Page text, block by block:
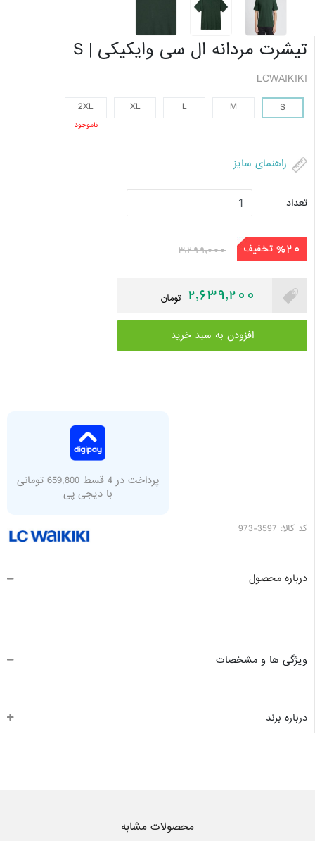
تیشرت مردانه ال سی وایکیکی | S
LCWAIKIKI
S
M
L
XL
2XL
ناموجود
راهنمای سایز
تعداد
%20 تخفیف 3,299,000
2,639,200 تومان
افزودن به سبد خرید
پرداخت در 4 قسط 659,800 تومانی
با دیجی پی
کد کالا: 3597-973
درباره محصول
ویژگی ها و مشخصات
درباره برند
محصولات مشابه